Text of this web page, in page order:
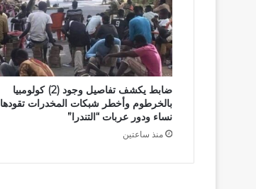
ضابط يكشف تفاصيل وجود (2) كولومبيا
بالخرطوم وأخطر شبكات المخدرات تقودها
نساء ودور عربات “التندرا”
منذ ساعتين